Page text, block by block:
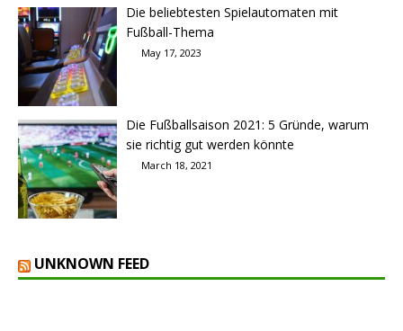
Die beliebtesten Spielautomaten mit
Fußball-Thema
May 17, 2023
Die Fußballsaison 2021: 5 Gründe, warum
sie richtig gut werden könnte
March 18, 2021
UNKNOWN FEED